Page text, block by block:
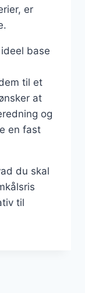
er
base
til et
at
og
en fast
du skal
til